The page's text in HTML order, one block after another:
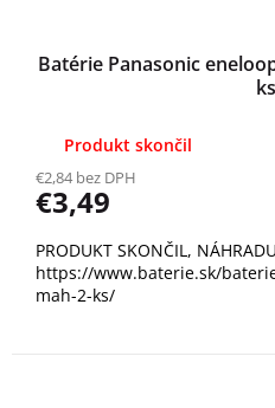
Batérie Panasonic
ks
Produkt skončil
€2,84 bez DPH
€3,49
PRODUKT SKONČIL,
https://www.baterie.sk/
mah-2-ks/